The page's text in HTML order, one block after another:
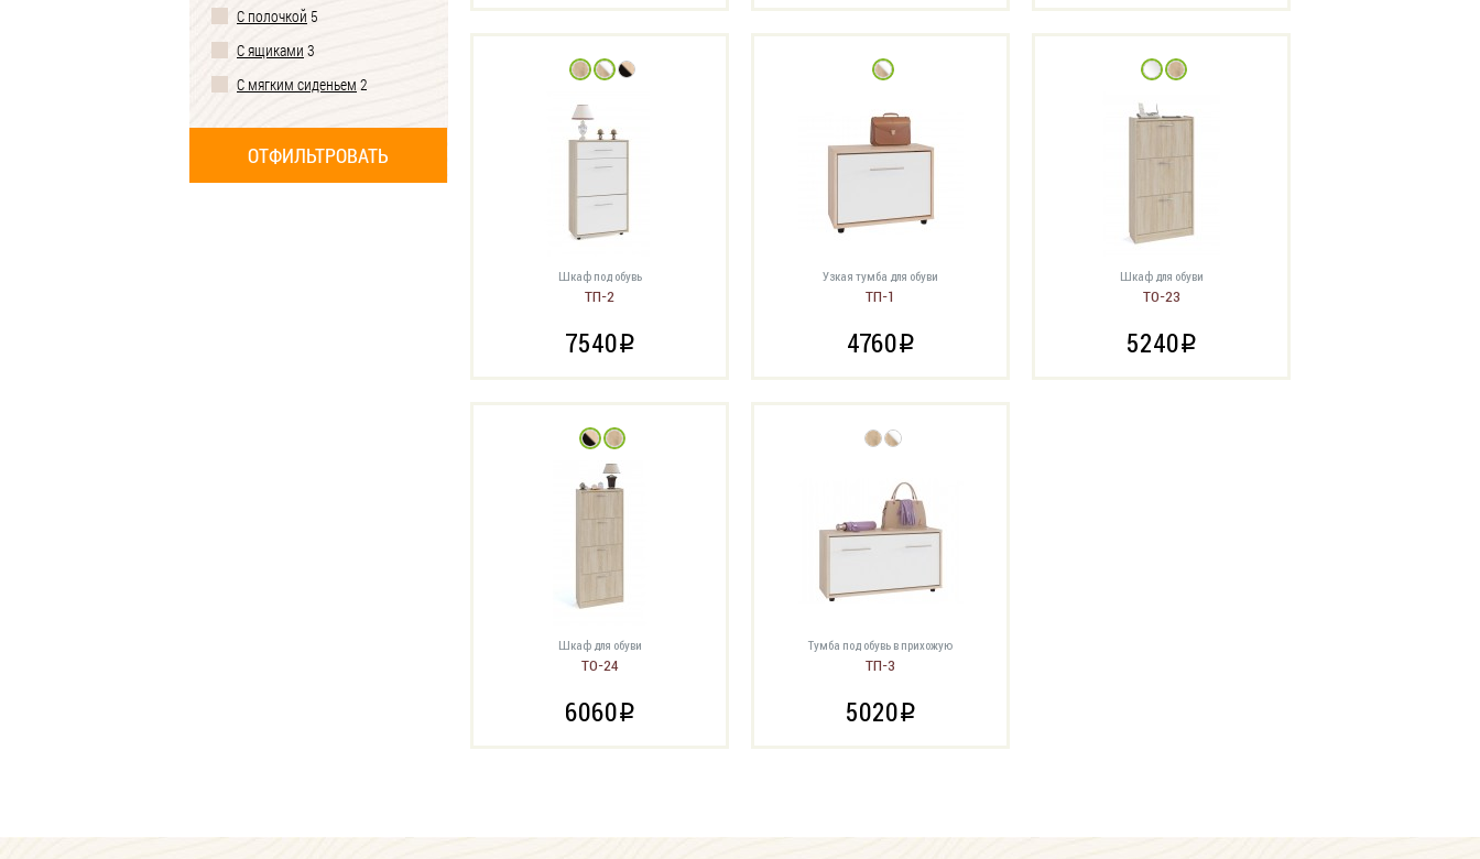
С полочкой 5
С ящиками 3
С мягким сиденьем 2
Шкаф под обувь
ТП-2
7540i
Узкая тумба для обуви
ТП-1
4760i
Шкаф для обуви
ТО-23
5240i
Шкаф для обуви
ТО-24
6060i
Тумба под обувь в прихожую
ТП-3
5020i